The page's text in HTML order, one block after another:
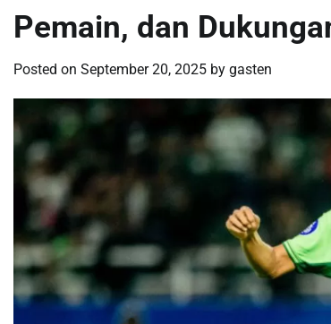
Pemain, dan
Posted on September 20, 2025 by gasten